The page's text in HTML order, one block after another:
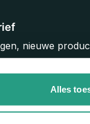
Alles
nieuwe